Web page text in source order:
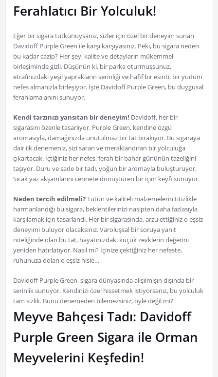
Ferahlatıcı Bir Yolculuk!
Eğer bir sigara tutkunuysanız, sizler için özel bir deneyim sunan
Davidoff Purple Green ile karşı karşıyasınız. Peki, bu sigara neden
bu kadar cazip? Her şey, kalite ve detayların mükemmel
birleşiminde gizli. Düşünün ki, bir parka oturmuşsunuz,
etrafınızdaki yeşil yaprakların serinliği ve hafif bir esinti, bir yudum
nefes almanızla birleşiyor. İşte Davidoff Purple Green, bu duygusal
ferahlama anını sunuyor.
Kendi tarzınızı yansıtan bir deneyim! Davidoff, her bir
sigarasını özenle tasarlıyor. Purple Green, kendine özgü
aromasıyla, damağınızda unutulmaz bir tat bırakıyor. Bu sigaraya
dair ilk denemeniz, sizi saran ve meraklandıran bir yolculuğa
çıkartacak. İçtiğiniz her nefes, ferah bir bahar gününün tazeliğini
taşıyor. Duru ve sade bir tadı, yoğun bir aromayla buluşturuyor.
Sıcak yaz akşamlarını cennete dönüştüren bir içim keyfi sunuyor.
Neden tercih edilmeli?Tütün ve kaliteli malzemelerin titizlikle
harmanlandığı bu sigara, beklentilerinizi nasipten daha fazlasıyla
karşılamak için tasarlandı. Her bir sigarasında, arzu ettiğiniz o eşsiz
deneyimi buluyor olacaksınız. Varoluşsal bir soruya yanıt
niteliğinde olan bu tat, hayatınızdaki küçük zevklerin değerini
yeniden hatırlatıyor. Nasıl mı? İçinize çektiğiniz her nefeste,
ruhunuza dolan o eşsiz hisle…
Davidoff Purple Green, sigara dünyasında alışılmışın dışında bir
serinlik sunuyor. Kendinizi özel hissetmek istiyorsanız, bu yolculuk
tam sizlik. Bunu denemeden bilemezsiniz, öyle değil mi?
Meyve Bahçesi Tadı: Davidoff
Purple Green Sigara ile Orman
Meyvelerini Keşfedin!